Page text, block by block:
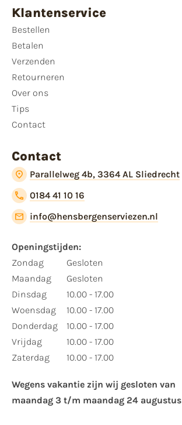
Klantenservice
Bestellen
Betalen
Verzenden
Retourneren
Over ons
Tips
Contact
Contact
Parallelweg 4b, 3364 AL Sliedrecht
0184 41 10 16
info@hensbergenserviezen.nl
Openingstijden:​
​Zondag
Maandag
Dinsdag
Woensdag
Donderdag
Vrijdag
Zaterdag
Gesloten
Gesloten
10.00 - 17.00
10.00 - 17.00
10.00 - 17.00
10.00 - 17.00
10.00 - 17.00
Wegens vakantie zijn wij gesloten van ​
maandag 3 t/m maandag 24 augustus